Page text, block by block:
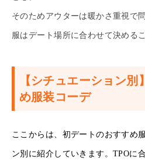
そのためアウターは暖かさ重視で
服はデート場所に合わせて決める
【シチュエーション
め服装コーデ
ここからは、初デートのおすすめ
ン別に紹介していきます。TPOに